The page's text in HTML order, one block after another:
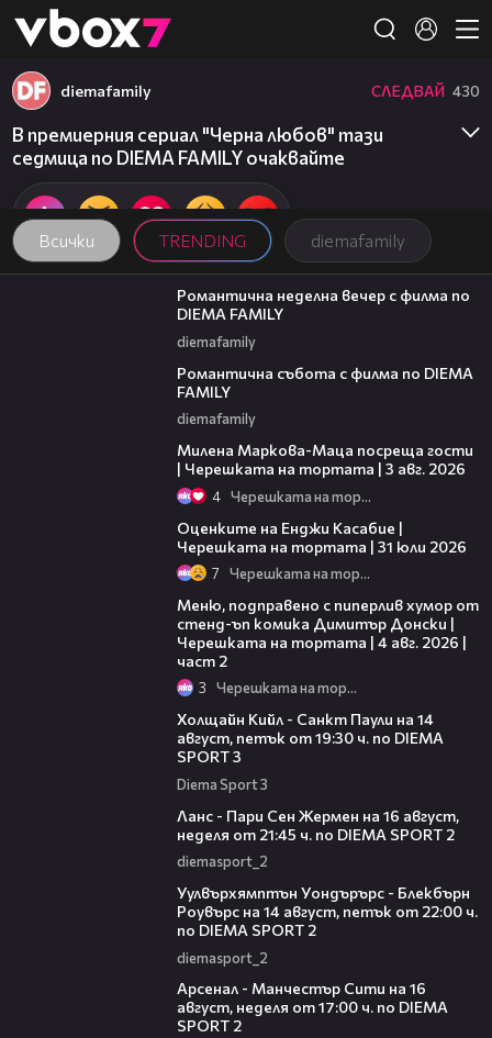
👾
Всички TRENDING diemafamily
diemafamily СЛЕДВАЙ 430
В премиерния сериал "Черна любов" тази
седмица по DIEMA FAMILY очаквайте
00:20
Романтична неделна вечер с филма по
DIEMA FAMILY
diemafamily
Романтична събота с филма по DIEMA
FAMILY
diemafamily
Милена Маркова-Маца посреща гости
| Черешката на тортата | 3 авг. 2026
4 Черешката на тортата
Оценките на Енджи Касабие |
Черешката на тортата | 31 юли 2026
7 Черешката на тортата
Меню, подправено с пиперлив хумор от
стенд-ъп комика Димитър Донски |
Черешката на тортата | 4 авг. 2026 |
част 2
3 Черешката на тортата
Холщайн Кийл - Санкт Паули на 14
август, петък от 19:30 ч. по DIEMA
SPORT 3
Diema Sport 3
Ланс - Пари Сен Жермен на 16 август,
неделя от 21:45 ч. по DIEMA SPORT 2
diemasport_2
Уулвърхямптън Уондърърс - Блекбърн
Роувърс на 14 август, петък от 22:00 ч.
по DIEMA SPORT 2
diemasport_2
Арсенал - Манчестър Сити на 16
август, неделя от 17:00 ч. по DIEMA
SPORT 2